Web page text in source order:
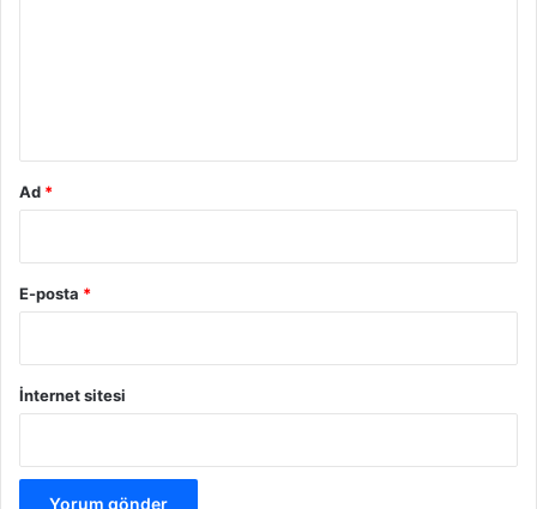
Ad *
E-posta *
İnternet sitesi